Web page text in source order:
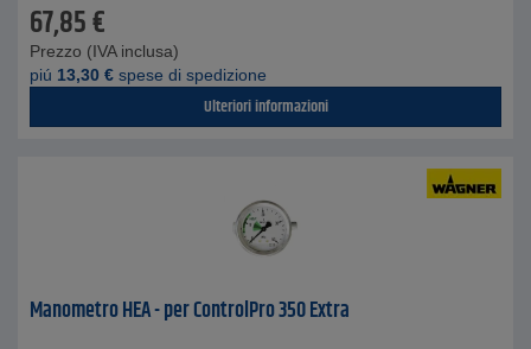
67,85€
Prezzo (IVA inclusa)
piú 13,30 € spese di spedizione
Ulteriori informazioni
Manometro HEA - per ControlPro 350 Extra